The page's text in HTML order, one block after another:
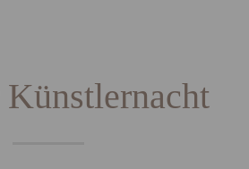
Künstlernacht